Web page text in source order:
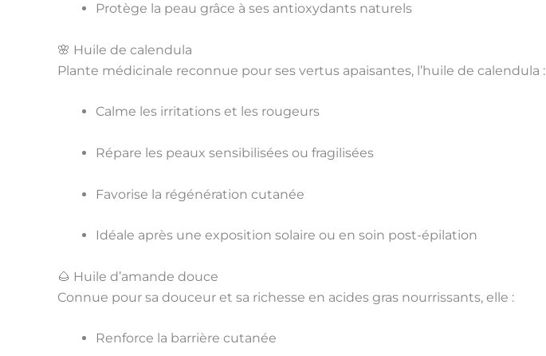
Protège la peau grâce à ses antioxydants naturels
🌸 Huile de calendula
Plante médicinale reconnue pour ses vertus apaisantes, l’huile de calendula :
Calme les irritations et les rougeurs
Répare les peaux sensibilisées ou fragilisées
Favorise la régénération cutanée
Idéale après une exposition solaire ou en soin post-épilation
🌰 Huile d’amande douce
Connue pour sa douceur et sa richesse en acides gras nourrissants, elle :
Renforce la barrière cutanée